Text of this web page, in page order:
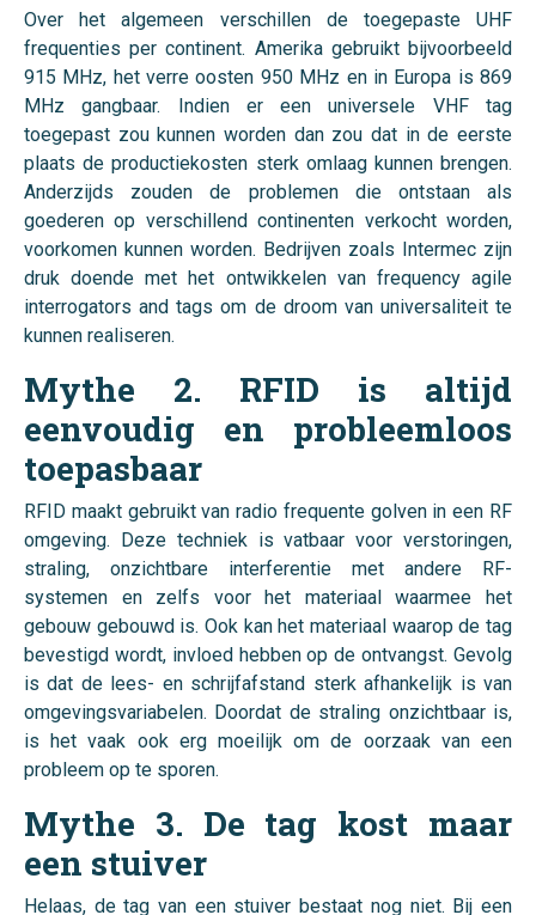
Over het algemeen verschillen de toegepaste UHF
frequenties per continent. Amerika gebruikt bijvoorbeeld
915 MHz, het verre oosten 950 MHz en in Europa is 869
MHz gangbaar. Indien er een universele VHF tag
toegepast zou kunnen worden dan zou dat in de eerste
plaats de productiekosten sterk omlaag kunnen brengen.
Anderzijds zouden de problemen die ontstaan als
goederen op verschillend continenten verkocht worden,
voorkomen kunnen worden. Bedrijven zoals Intermec zijn
druk doende met het ontwikkelen van frequency agile
interrogators and tags om de droom van universaliteit te
kunnen realiseren.
Mythe 2. RFID is altijd
eenvoudig en probleemloos
toepasbaar
RFID maakt gebruikt van radio frequente golven in een RF
omgeving. Deze techniek is vatbaar voor verstoringen,
straling, onzichtbare interferentie met andere RF-
systemen en zelfs voor het materiaal waarmee het
gebouw gebouwd is. Ook kan het materiaal waarop de tag
bevestigd wordt, invloed hebben op de ontvangst. Gevolg
is dat de lees- en schrijfafstand sterk afhankelijk is van
omgevingsvariabelen. Doordat de straling onzichtbaar is,
is het vaak ook erg moeilijk om de oorzaak van een
probleem op te sporen.
Mythe 3. De tag kost maar
een stuiver
Helaas, de tag van een stuiver bestaat nog niet. Bij een